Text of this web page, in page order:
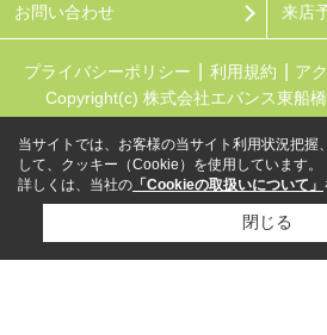
お問い合わせ 来店
プライバシーポリシー 利用規約 ア
Copyright(c) 株式会社エバンス東船
当サイトでは、お客様の当サイト利用状況把握
して、クッキー（Cookie）を使用しています。
詳しくは、当社の 「Cookieの取扱いについて」
閉じる